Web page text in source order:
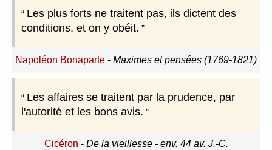
Les plus forts ne traitent pas, ils dictent des
conditions, et on y obéit.
Napoléon Bonaparte - Maximes et pensées (1769-1821)
Les affaires se traitent par la prudence, par
l'autorité et les bons avis.
Cicéron - De la vieillesse - env. 44 av. J.-C.